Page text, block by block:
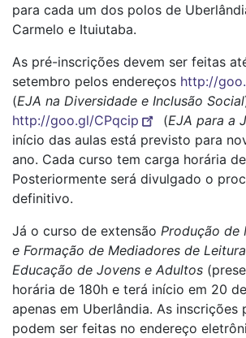
para cada um dos polos de
Carmelo e Ituiutaba.
As pré-inscrições devem ser feitas
setembro pelos endereços http://
(EJA na Diversidade e Inclusão Social
http://goo.gl/CPqcip
(EJA para a
início das aulas está previsto para
ano. Cada curso tem carga horária
Posteriormente será divulgado o
definitivo.
Já o curso de extensão Produção de
e Formação de Mediadores de
Educação de Jovens e Adultos
horária de 180h e terá início em 20
apenas em Uberlândia. As inscrições
podem ser feitas no endereço